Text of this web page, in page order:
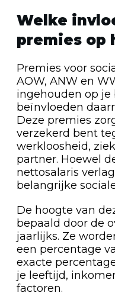
Welke
premies op
Premies voor
AOW, ANW en
ingehouden op je
beïnvloeden
Deze premies
verzekerd bent
werkloosheid,
partner. Hoewel
nettosalaris
belangrijke
De hoogte van
bepaald door de
jaarlijks. Ze
een percentage
exacte
je leeftijd,
factoren.